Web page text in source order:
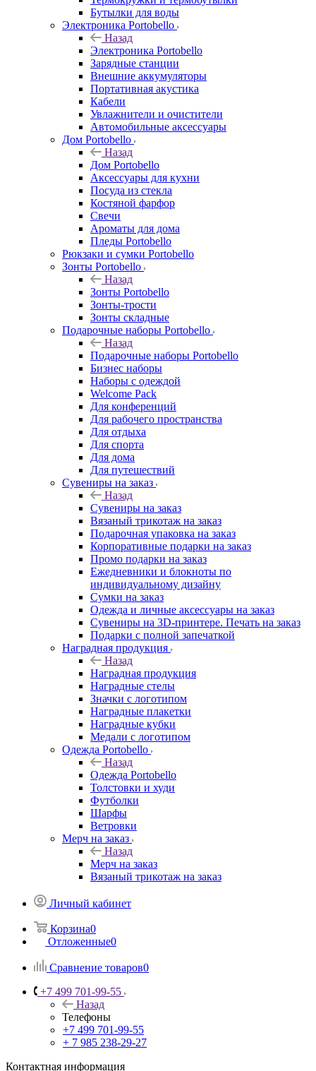
Бутылки для воды
Электроника Portobello
Назад
Электроника Portobello
Зарядные станции
Внешние аккумуляторы
Портативная акустика
Кабели
Увлажнители и очистители
Автомобильные аксессуары
Дом Portobello
Назад
Дом Portobello
Аксессуары для кухни
Посуда из стекла
Костяной фарфор
Свечи
Ароматы для дома
Пледы Portobello
Рюкзаки и сумки Portobello
Зонты Portobello
Назад
Зонты Portobello
Зонты-трости
Зонты складные
Подарочные наборы Portobello
Назад
Подарочные наборы Portobello
Бизнес наборы
Наборы с одеждой
Welcome Pack
Для конференций
Для рабочего пространства
Для отдыха
Для спорта
Для дома
Для путешествий
Сувениры на заказ
Назад
Сувениры на заказ
Вязаный трикотаж на заказ
Подарочная упаковка на заказ
Корпоративные подарки на заказ
Промо подарки на заказ
Ежедневники и блокноты по
индивидуальному дизайну
Сумки на заказ
Одежда и личные аксессуары на заказ
Сувениры на 3D-принтере. Печать на заказ
Подарки с полной запечаткой
Наградная продукция
Назад
Наградная продукция
Наградные стелы
Значки с логотипом
Наградные плакетки
Наградные кубки
Медали с логотипом
Одежда Portobello
Назад
Одежда Portobello
Толстовки и худи
Футболки
Шарфы
Ветровки
Мерч на заказ
Назад
Мерч на заказ
Вязаный трикотаж на заказ
Личный кабинет
Корзина0
Отложенные0
Сравнение товаров0
+7 499 701-99-55
Назад
Телефоны
+7 499 701-99-55
+ 7 985 238-29-27
Контактная информация